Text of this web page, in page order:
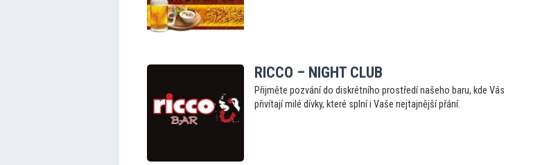
RICCO – NIGHT CLUB
Přijměte pozvání do diskrétního prostředí našeho baru, kde Vás
přivítají milé dívky, které splní i Vaše nejtajnější přání.